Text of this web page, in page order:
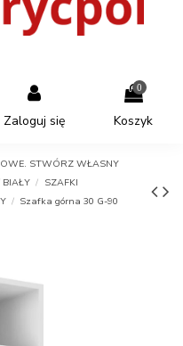
Zaloguj się
0
Koszyk
STWÓRZ WŁASNY
BIAŁY
SZAFKI
Szafka górna 30 G-90